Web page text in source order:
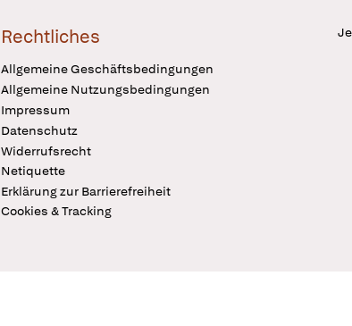
Rechtliches
Allgemeine Geschäftsbedingungen
Allgemeine Nutzungsbedingungen
Impressum
Datenschutz
Widerrufsrecht
Netiquette
Erklärung zur Barrierefreiheit
Cookies & Tracking